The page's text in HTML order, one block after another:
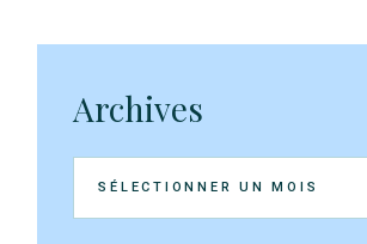
Archives
Archives